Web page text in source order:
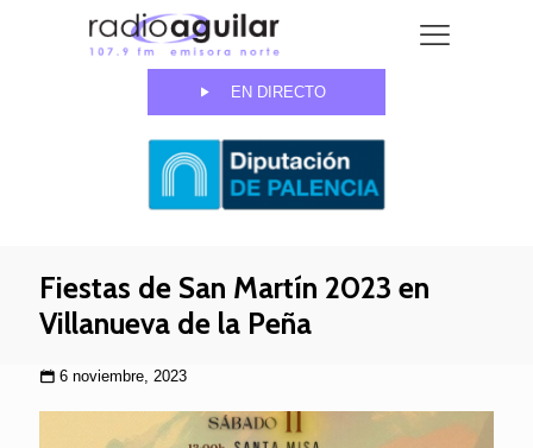
EN DIRECTO
Fiestas de San Martín 2023 en
Villanueva de la Peña
6 noviembre, 2023